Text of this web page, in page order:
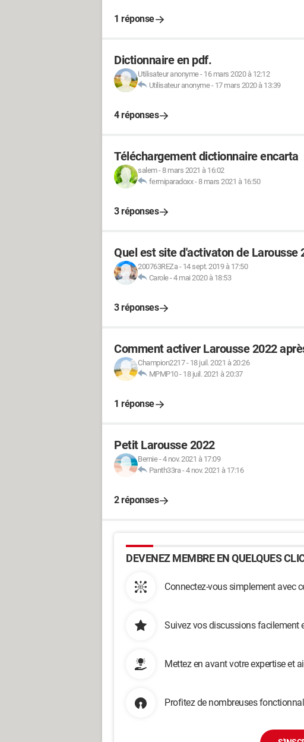
1 réponse
Dictionnaire en pdf.
Utilisateur anonyme- 16 mars 2020 à 12:12
Utilisateur anonyme- 17 mars 2020 à 13:39
4 réponses
Téléchargement dictionnaire encarta
salem-8 mars 2021 à 16:02
fermiparadoxx-8 mars 2021 à 16:50
3 réponses
Quel est site d'activaton de Larousse
200763REZa- 14 sept. 2019 à 17:50
Carole-4 mai 2020 à 18:53
3 réponses
Comment activer Larousse 2022
Champion2217- 18 juil. 2021 à 20:26
MPMP10- 18 juil. 2021 à 20:37
1 réponse
Petit Larousse 2022
Bernie-4 nov. 2021 à 17:09
Panth33ra-4 nov. 2021 à 17:16
2 réponses
DEVENEZ MEMBRE EN QUELQUES
Connectez-vous simplement avec
Suivez vos discussions facilement
Mettez en avant votre expertise et
Profitez de nombreuses